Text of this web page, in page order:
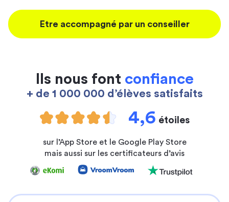
Etre accompagné par un conseiller
Ils nous font confiance
+ de 1 000 000 d’élèves satisfaits
4,6 étoiles
sur l’App Store et le Google Play Store
mais aussi sur les certificateurs d’avis